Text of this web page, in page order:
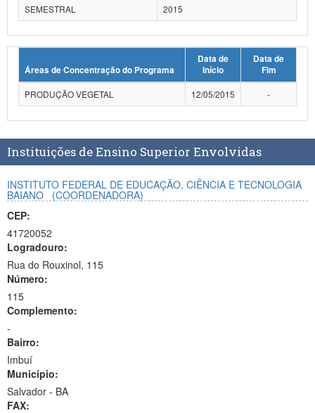
SEMESTRAL
2015
Áreas de Concentração do Programa
Data de
Início
Data de
Fim
PRODUÇÃO VEGETAL
12/05/2015 -
Instituições de Ensino Superior Envolvidas
INSTITUTO FEDERAL DE EDUCAÇÃO, CIÊNCIA E TECNOLOGIA
BAIANO
(COORDENADORA)
CEP:
41720052
Logradouro:
Rua do Rouxinol, 115
Número:
115
Complemento:
-
Bairro:
Imbuí
Município:
Salvador - BA
FAX: